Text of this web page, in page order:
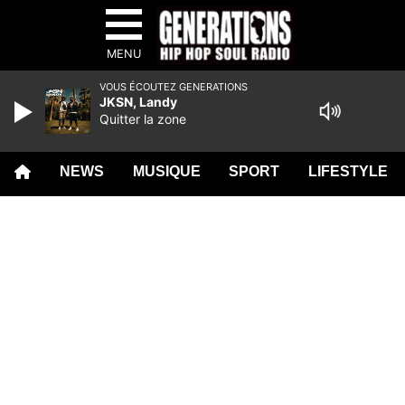
MENU
NEWS MUSIQUE SPORT LIFESTYLE
VOUS ÉCOUTEZ GENERATIONS
JKSN, Landy
Quitter la zone